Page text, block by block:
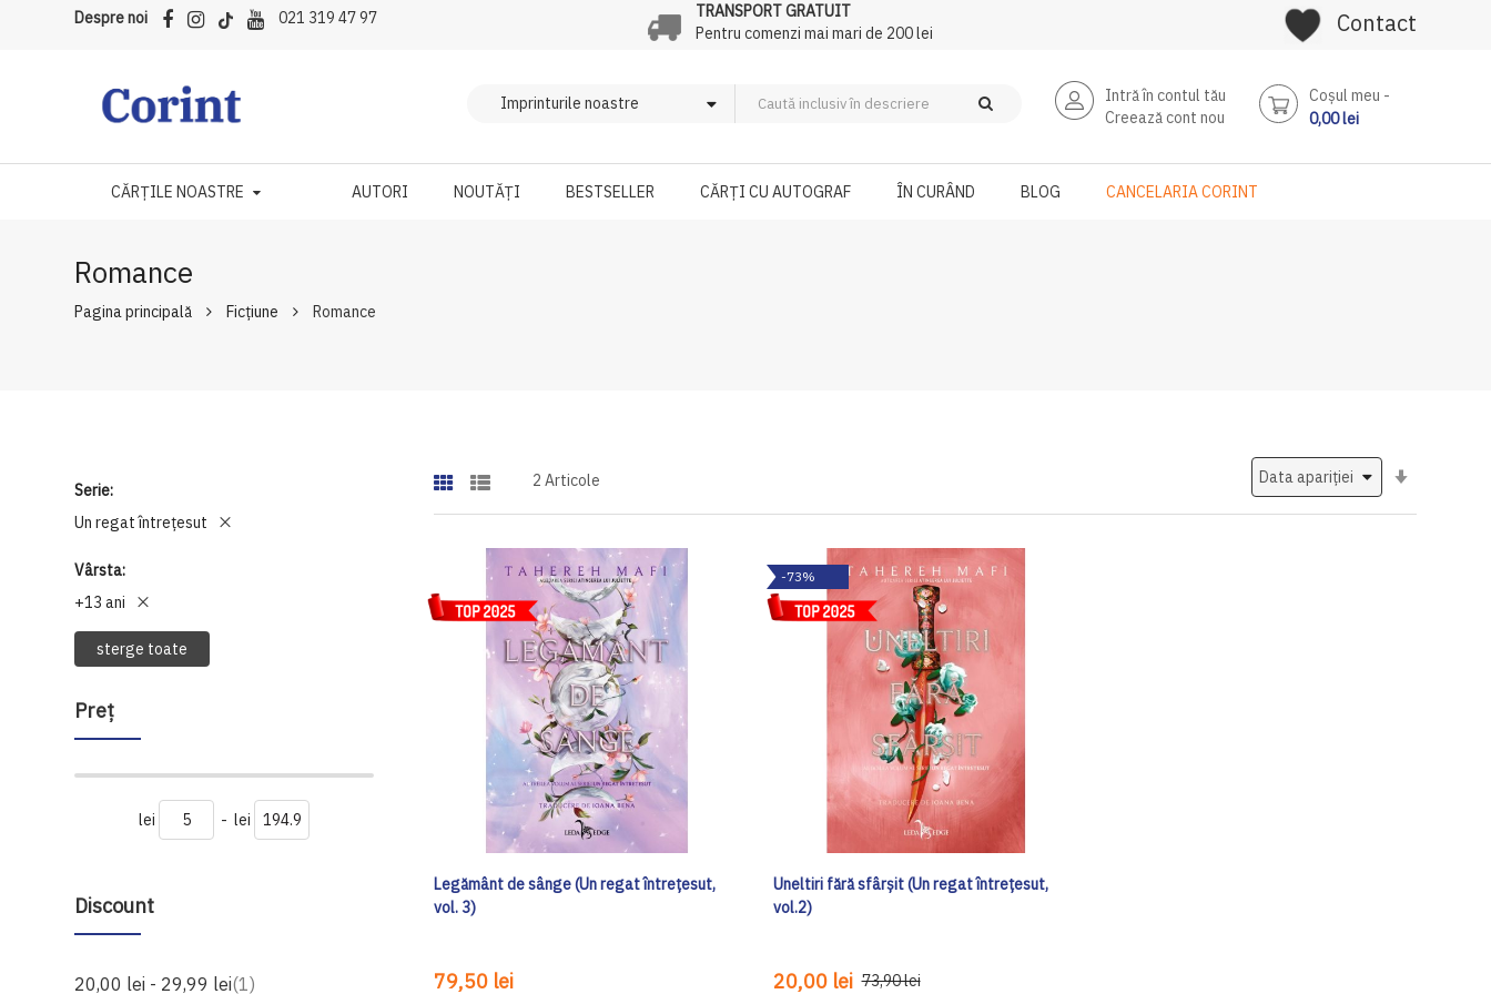
Despre noi 021 319 47 97
TRANSPORT GRATUIT
Pentru comenzi mai mari de 200 lei
Contact
Intră în contul tău
Creează cont nou
Coşul meu
0,00 lei
CĂRȚILE NOASTRE AUTORI NOUTĂȚI BESTSELLER CĂRȚI CU AUTOGRAF ÎN CURÂND BLOG CANCELARIA CORINT
Romance
Pagina principală Ficțiune Romance
Serie
Un regat întrețesut
Vârsta
+13 ani
sterge toate
Preţ
lei - lei
Discount
20,00 lei - 29,99 lei 1produs
2 Articole
Legământ de sânge (Un regat întrețesut,
vol. 3)
79,50 lei
-73%
Uneltiri fără sfârșit (Un regat întrețesut,
vol.2)
20,00 lei 73,90 lei